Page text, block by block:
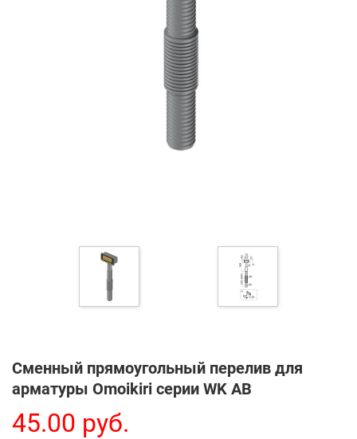
Сменный прямоугольный перелив для
арматуры Omoikiri серии WK AB
45.00 руб.